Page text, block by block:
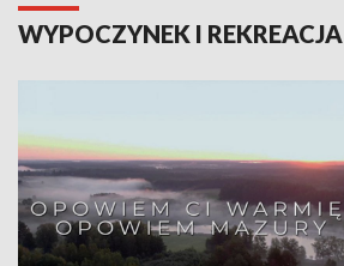
WYPOCZYNEK I REKREACJA